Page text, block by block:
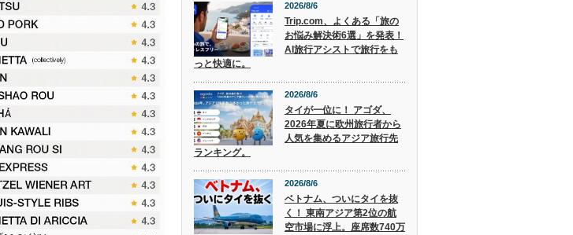
2026/8/6
Trip.com、よくある「旅の
お悩み解決術6選」を発表！
AI旅行アシストで旅行をも
っと快適に。
2026/8/6
タイが一位に！ アゴダ、
2026年夏に欧州旅行者から
人気を集めるアジア旅行先
ランキング。
2026/8/6
ベトナム、ついにタイを抜
く！ 東南アジア第2位の航
空市場に浮上。座席数740万